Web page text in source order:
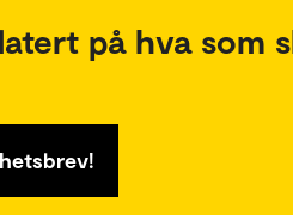
på hva som